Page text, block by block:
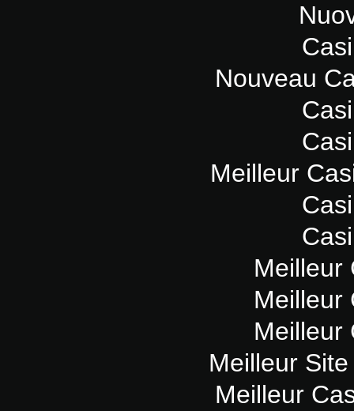
Nouveau
Meilleur
Meilleur
Meilleur
Meilleur
Meilleur
Meilleur